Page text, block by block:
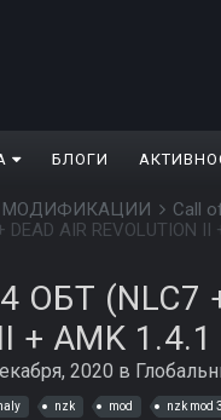
БЛОГИ
МОДИФИКАЦИИ Call
ОБТ (NLC7
+ AMK
2020 в
nzk mod
nzk mod